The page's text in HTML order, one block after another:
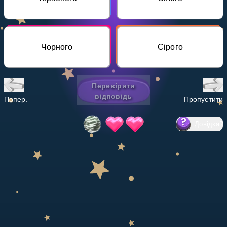
НАВЧАЛЬНИЙ ПЛАН
Чорного Сірого
Попер.
Перевірити
відповідь
Пропустити
?